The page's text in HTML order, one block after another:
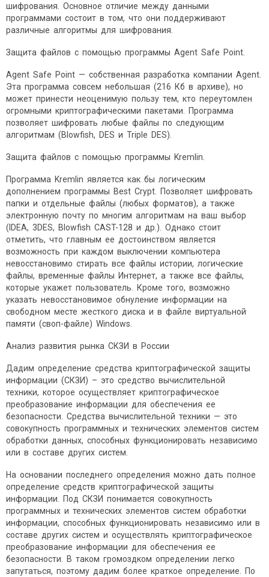
шифрования. Основное отличие между данными
программами состоит в том, что они поддерживают
различные алгоритмы для шифрования.
Защита файлов с помощью программы Agent Safe Point.
Agent Safe Point — собственная разработка компании Agent.
Эта программа совсем небольшая (216 Кб в архиве), но
может принести неоценимую пользу тем, кто переутомлен
огромными криптографическими пакетами. Программа
позволяет шифровать любые файлы по следующим
алгоритмам (Blowfish, DES и Triple DES).
Защита файлов с помощью программы Kremlin.
Программа Kremlin является как бы логическим
дополнением программы Best Crypt. Позволяет шифровать
папки и отдельные файлы (любых форматов), а также
электронную почту по многим алгоритмам на ваш выбор
(IDEA, 3DES, Blowfish CAST-128 и др.). Однако стоит
отметить, что главным ее достоинством является
возможность при каждом выключении компьютера
невосстановимо стирать все файлы истории, логические
файлы, временные файлы Интернет, а также все файлы,
которые укажет пользователь. Кроме того, возможно
указать невосстановимое обнуление информации на
свободном месте жесткого диска и в файле виртуальной
памяти (своп-файле) Windows.
Анализ развития рынка СКЗИ в России
Дадим определение средства криптографической защиты
информации (СКЗИ) – это средство вычислительной
техники, которое осуществляет криптографическое
преобразование информации для обеспечения ее
безопасности. Средства вычислительной техники — это
совокупность программных и технических элементов систем
обработки данных, способных функционировать независимо
или в составе других систем.
На основании последнего определения можно дать полное
определение средств криптографической защиты
информации. Под СКЗИ понимается совокупность
программных и технических элементов систем обработки
информации, способных функционировать независимо или в
составе других систем и осуществлять криптографическое
преобразование информации для обеспечения ее
безопасности. В таком громоздком определении легко
запутаться, поэтому дадим более краткое определение. По